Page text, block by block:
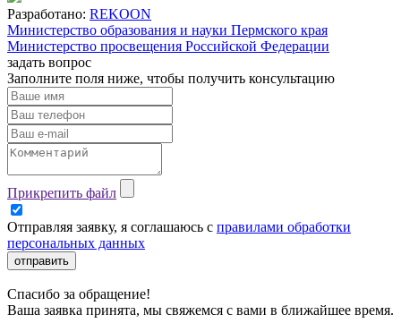
Разработано: REKOON
Министерство образования и науки Пермского края
Министерство просвещения Российской Федерации
задать вопрос
Заполните поля ниже, чтобы получить консультацию
Прикрепить файл
Отправляя заявку, я соглашаюсь с правилами обработки
персональных данных
отправить
Спасибо за обращение!
Ваша заявка принята, мы свяжемся с вами в ближайшее время.